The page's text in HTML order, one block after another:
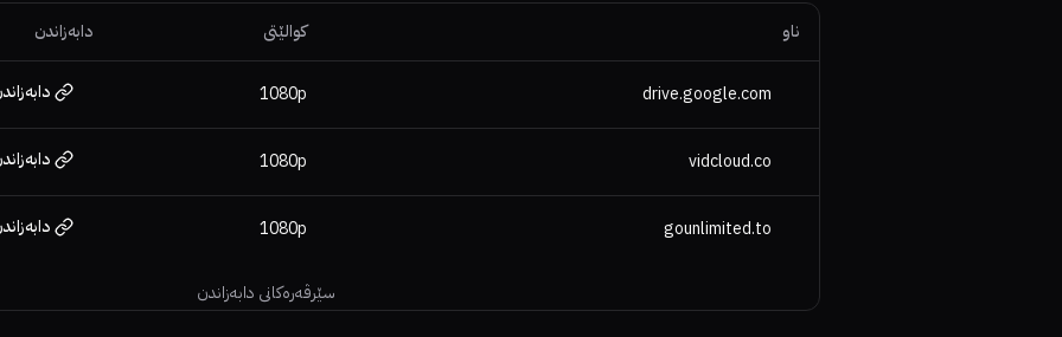
سێرڤەرەکانی دابەزاندن
ناو کوالێتی دابەزاندن
drive.google.com
1080p
vidcloud.co
1080p
gounlimited.to
1080p